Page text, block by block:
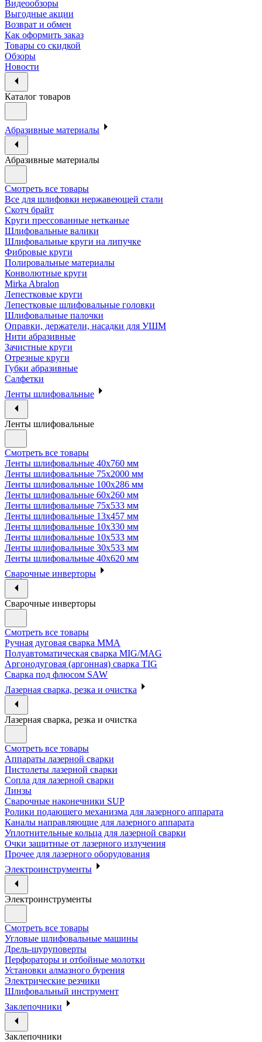
Видеообзоры
Выгодные акции
Возврат и обмен
Как оформить заказ
Товары со скидкой
Обзоры
Новости
Каталог товаров
Абразивные материалы
Абразивные материалы
Смотреть все товары
Все для шлифовки нержавеющей стали
Скотч брайт
Круги прессованные нетканые
Шлифовальные валики
Шлифовальные круги на липучке
Фибровые круги
Полировальные материалы
Конволютные круги
Mirka Abralon
Лепестковые круги
Лепестковые шлифовальные головки
Шлифовальные палочки
Оправки, держатели, насадки для УШМ
Нити абразивные
Зачистные круги
Отрезные круги
Губки абразивные
Салфетки
Ленты шлифовальные
Ленты шлифовальные
Смотреть все товары
Ленты шлифовальные 40х760 мм
Ленты шлифовальные 75х2000 мм
Ленты шлифовальные 100х286 мм
Ленты шлифовальные 60х260 мм
Ленты шлифовальные 75х533 мм
Ленты шлифовальные 13х457 мм
Ленты шлифовальные 10х330 мм
Ленты шлифовальные 10х533 мм
Ленты шлифовальные 30х533 мм
Ленты шлифовальные 40х620 мм
Сварочные инверторы
Сварочные инверторы
Смотреть все товары
Ручная дуговая сварка MMA
Полуавтоматическая сварка MIG/MAG
Аргонодуговая (аргонная) сварка TIG
Сварка под флюсом SAW
Лазерная сварка, резка и очистка
Лазерная сварка, резка и очистка
Смотреть все товары
Аппараты лазерной сварки
Пистолеты лазерной сварки
Сопла для лазерной сварки
Линзы
Сварочные наконечники SUP
Ролики подающего механизма для лазерного аппарата
Каналы направляющие для лазерного аппарата
Уплотнительные кольца для лазерной сварки
Очки защитные от лазерного излучения
Прочее для лазерного оборудования
Электроинструменты
Электроинструменты
Смотреть все товары
Угловые шлифовальные машины
Дрель-шуруповерты
Перфораторы и отбойные молотки
Установки алмазного бурения
Электрические резчики
Шлифовальный инструмент
Заклепочники
Заклепочники